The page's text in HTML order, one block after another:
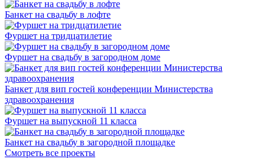
Банкет на свадьбу в лофте
Фуршет на тридцатилетие
Фуршет на свадьбу в загородном доме
Банкет для вип гостей конференции Министерства
здравоохранения
Фуршет на выпускной 11 класса
Банкет на свадьбу в загородной площадке
Смотреть все проекты